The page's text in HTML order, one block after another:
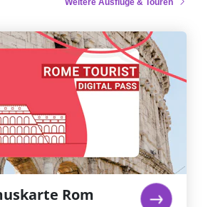
Rom
Tourismuskarte Rom
zwar nicht an einem Tag erbaut,
Sie können das Beste davon an nur
sehen! Sichern Sie sich die Rom
Tourist Card und Sie sind mit Ihrer
für Rom für die wichtigsten
Orte in Rom bestens gerüstet.
Weiterlesen...